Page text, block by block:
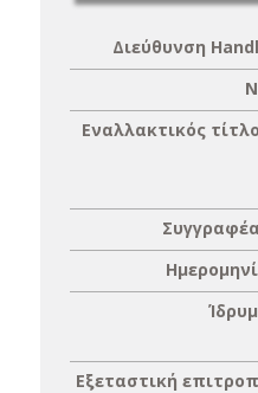
Διεύθυνση
Εναλλακτικός
Εξεταστική